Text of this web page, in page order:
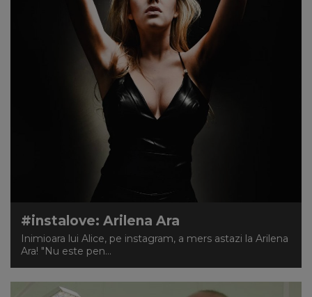
#instalove: Arilena Ara
Inimioara lui Alice, pe instagram, a mers astazi la Arilena
Ara! "Nu este pen...